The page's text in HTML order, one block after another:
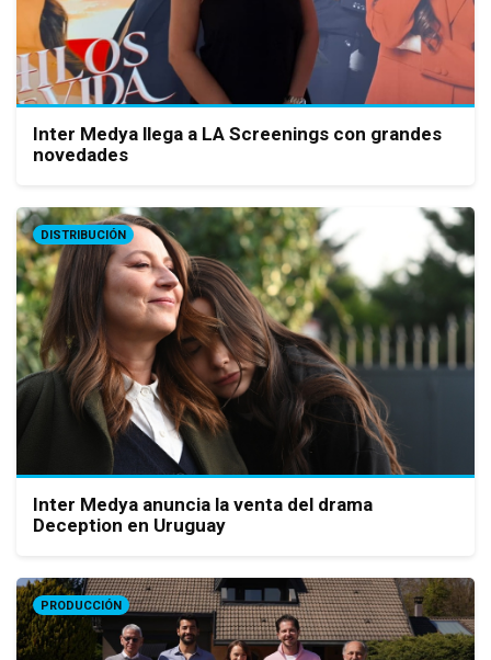
Inter Medya llega a LA Screenings con grandes
novedades
DISTRIBUCIÓN
Inter Medya anuncia la venta del drama
Deception en Uruguay
PRODUCCIÓN